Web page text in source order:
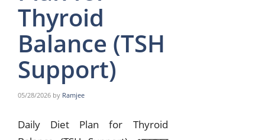
Thyroid
Balance (TSH
Support)
05/28/2026 by Ramjee
Daily Diet Plan for Thyroid